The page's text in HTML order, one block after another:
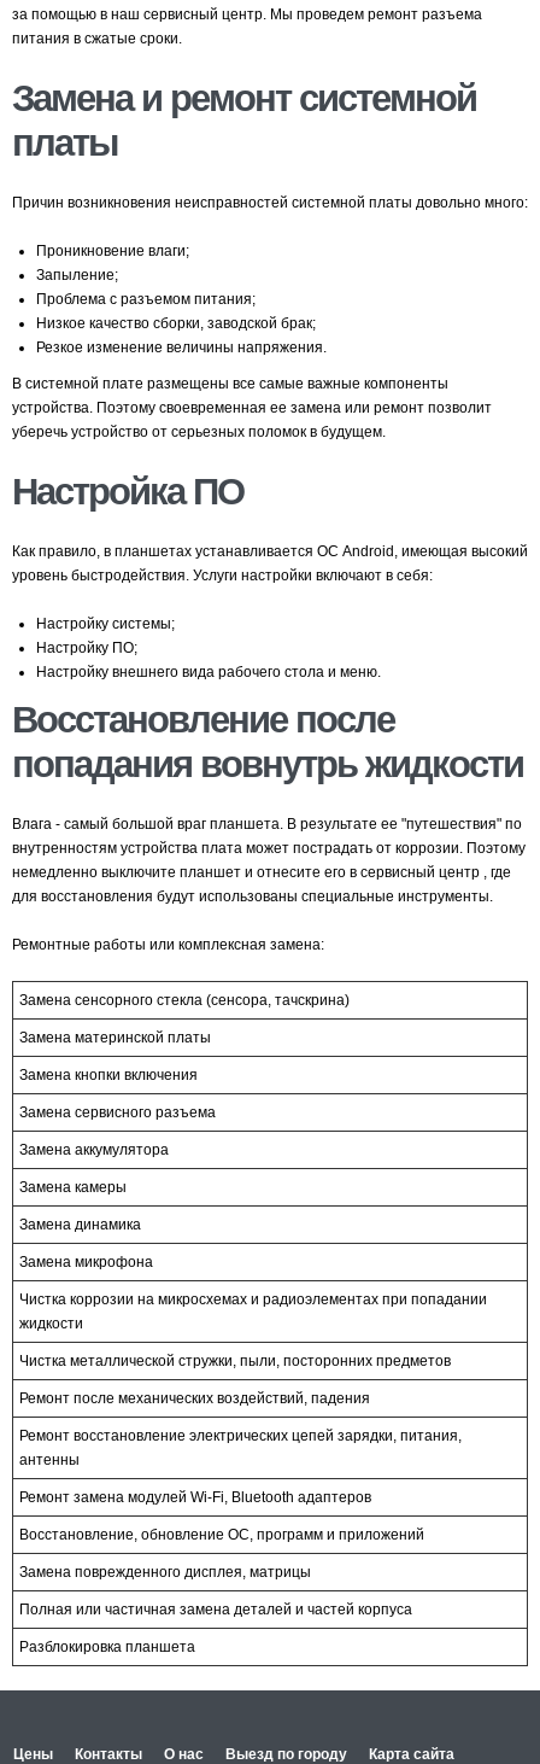
за помощью в наш сервисный центр. Мы проведем ремонт разъема
питания в сжатые сроки.
Замена и ремонт системной
платы
Причин возникновения неисправностей системной платы довольно много:
Проникновение влаги;
Запыление;
Проблема с разъемом питания;
Низкое качество сборки, заводской брак;
Резкое изменение величины напряжения.
В системной плате размещены все самые важные компоненты
устройства. Поэтому своевременная ее замена или ремонт позволит
уберечь устройство от серьезных поломок в будущем.
Настройка ПО
Как правило, в планшетах устанавливается ОС Android, имеющая высокий
уровень быстродействия. Услуги настройки включают в себя:
Настройку системы;
Настройку ПО;
Настройку внешнего вида рабочего стола и меню.
Восстановление после
попадания вовнутрь жидкости
Влага - самый большой враг планшета. В результате ее "путешествия" по
внутренностям устройства плата может пострадать от коррозии. Поэтому
немедленно выключите планшет и отнесите его в сервисный центр , где
для восстановления будут использованы специальные инструменты.
Ремонтные работы или комплексная замена:
Замена сенсорного стекла (сенсора, тачскрина)
Замена материнской платы
Замена кнопки включения
Замена сервисного разъема
Замена аккумулятора
Замена камеры
Замена динамика
Замена микрофона
Чистка коррозии на микросхемах и радиоэлементах при попадании
жидкости
Чистка металлической стружки, пыли, посторонних предметов
Ремонт после механических воздействий, падения
Ремонт восстановление электрических цепей зарядки, питания,
антенны
Ремонт замена модулей Wi-Fi, Bluetooth адаптеров
Восстановление, обновление ОС, программ и приложений
Замена поврежденного дисплея, матрицы
Полная или частичная замена деталей и частей корпуса
Разблокировка планшета
Цены Контакты О нас Выезд по городу Карта сайта